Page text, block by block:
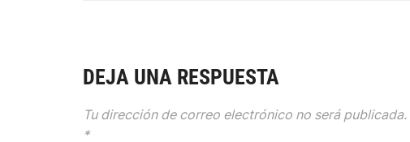
DEJA UNA RESPUESTA
Tu dirección de correo electrónico no será publicada.
*